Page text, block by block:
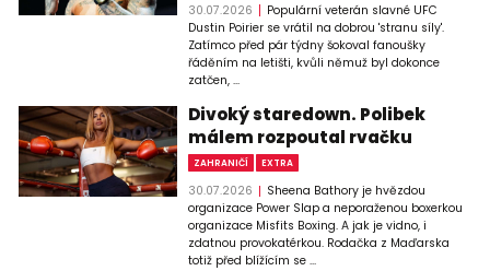
30.07.2026
Populární veterán slavné UFC
Dustin Poirier se vrátil na dobrou 'stranu síly'.
Zatímco před pár týdny šokoval fanoušky
řáděním na letišti, kvůli němuž byl dokonce
zatčen, ...
Divoký staredown. Polibek
málem rozpoutal rvačku
ZAHRANIČÍ EXTRA
30.07.2026
Sheena Bathory je hvězdou
organizace Power Slap a neporaženou boxerkou
organizace Misfits Boxing. A jak je vidno, i
zdatnou provokatérkou. Rodačka z Maďarska
totiž před blížícím se ...